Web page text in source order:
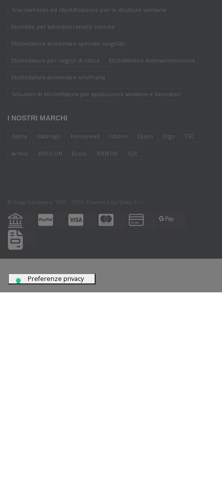
Tracciamento ed identificazione per le strutture sanitarie
Etichette per laboratori analisi cliniche
Etichettatura alimentare speciale surgelati
Etichettatura per negozi di ottica Etichettatura Antimanomissione
Etichettatura alimentare ortofrutta
Soluzioni di etichettatura per applicazioni sanitarie e laboratori
I NOSTRI MARCHI
Zebra Datalogic Honeywell Citizen Epson Ergo TSC
Armor BIXOLON Evolis IDENTIV SQC
© Snap hardware 1997 - 2026. Powered by Snap S.r.l.